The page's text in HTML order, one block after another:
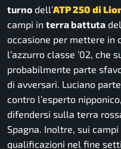
turno dell’ATP 250 di
campi in terra battuta
occasione per mettere in
l’azzurro classe ’02, che
probabilmente parte
di avversari. Luciano
contro l’esperto
difendersi sulla terra
Spagna. Inoltre, sui
qualificazioni nel fine